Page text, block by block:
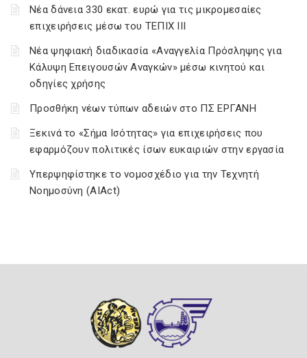
Νέα δάνεια 330 εκατ. ευρώ για τις μικρομεσαίες
επιχειρήσεις μέσω του ΤΕΠΙΧ ΙΙΙ
Νέα ψηφιακή διαδικασία «Αναγγελία Πρόσληψης για
Κάλυψη Επειγουσών Αναγκών» μέσω κινητού και
οδηγίες χρήσης
Προσθήκη νέων τύπων αδειών στο ΠΣ ΕΡΓΑΝΗ
Ξεκινά το «Σήμα Ισότητας» για επιχειρήσεις που
εφαρμόζουν πολιτικές ίσων ευκαιριών στην εργασία
Υπερψηφίστηκε το νομοσχέδιο για την Τεχνητή
Νοημοσύνη (AIAct)